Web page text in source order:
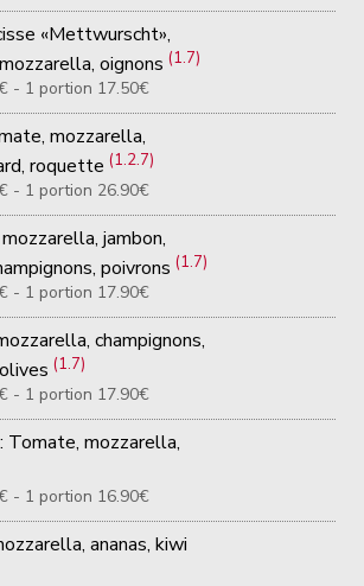
«Mettwurscht»,
oignons(1.7)
- 1 portion 17.50€
mozzarella,
roquette(1.2.7)
- 1 portion 26.90€
jambon,
poivrons(1.7)
- 1 portion 17.90€
champignons,
olives(1.7)
- 1 portion 17.90€
Tomate, mozzarella,
- 1 portion 16.90€
ananas, kiwi